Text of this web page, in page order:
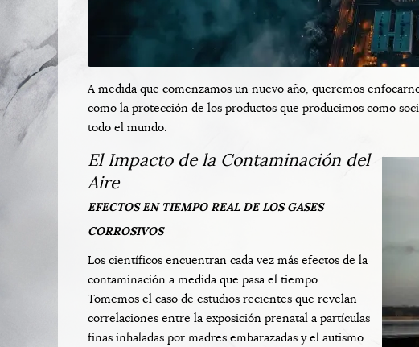
A medida que comenzamos un nuevo año, queremos
como la protección de los productos que producimos como
todo el mundo.
El Impacto de la Contaminación del
Aire
EFECTOS EN TIEMPO REAL DE LOS GASES
CORROSIVOS
Los científicos encuentran cada vez más efectos de la
contaminación a medida que pasa el tiempo.
Tomemos el caso de estudios recientes que revelan
correlaciones entre la exposición prenatal a partículas
finas inhaladas por madres embarazadas y el autismo.